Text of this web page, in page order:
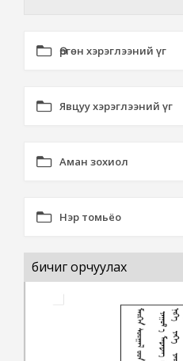
Өргөн хэрэглээний үг
Явцуу хэрэглээний үг
Аман зохиол
Нэр томьёо
бичиг орчуулах